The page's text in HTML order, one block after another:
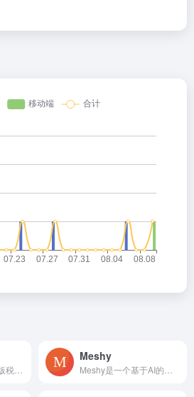
Meshy